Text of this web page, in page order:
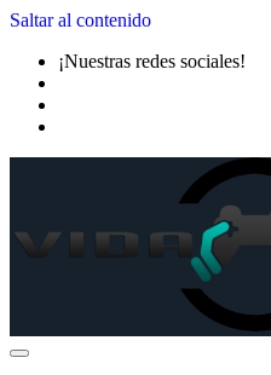
Saltar al contenido
¡Nuestras redes sociales!